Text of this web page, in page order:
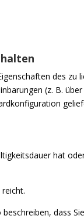
des
(z. B.
hat
dass